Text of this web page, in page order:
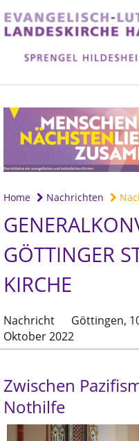
Home Nachrichten
GÖTTINGER
KIRCHE
Nachricht Göttingen,
Oktober 2022
Zwischen
Nothilfe